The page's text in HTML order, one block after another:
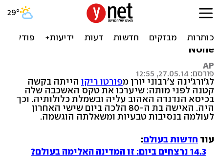
בכיסא האהוב שלה
None
AP
פורסם: 27.05.14, 12:55
לג'ורג'ינה צ'רבוני יורן מפורטו ריקו הייתה בקשה
קטנה לפני מותה: שיערכו את טקס האשכבה שלה
בכיסא הנדנדה האהוב עליה ובשמלת כלולותיה. וכך
היה. האישה בת ה-80 הלכה ביום שישי האחרון
לעולמה בנסיבות טבעיות ומשאלתה הוגשמה.
עוד חדשות בעולם:
14.3 נרצחים ביום: זו המדינה האלימה בעולם?